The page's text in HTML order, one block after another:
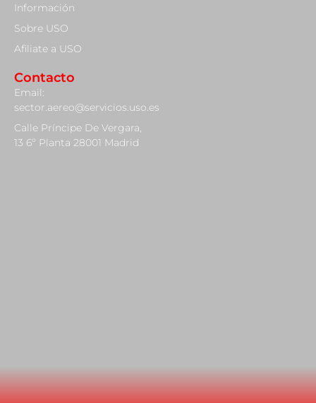
Información
Sobre USO
Afiliate a USO
Contacto
Email:
sector.aereo@servicios.uso.es
Calle Príncipe De Vergara,
13 6º Planta 28001 Madrid